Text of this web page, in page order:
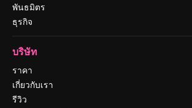
พันธมิตร
ธุรกิจ
บริษัท
ราคา
เกี่ยวกับเรา
รีวิว